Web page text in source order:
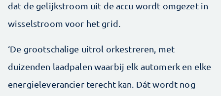
dat de gelijkstroom uit de accu wordt omgezet in
wisselstroom voor het grid.
‘De grootschalige uitrol orkestreren, met
duizenden laadpalen waarbij elk automerk en elke
energieleverancier terecht kan. Dát wordt nog